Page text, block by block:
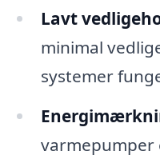
Lavt
minimal
systemer
varmepumper